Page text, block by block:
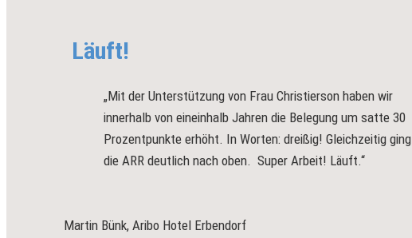
Läuft!
„Mit der Unterstützung von Frau Christierson haben wir
innerhalb von eineinhalb Jahren die Belegung um satte 30
Prozentpunkte erhöht. In Worten: dreißig! Gleichzeitig ging
die ARR deutlich nach oben. Super Arbeit! Läuft.“
Martin Bünk, Aribo Hotel Erbendorf